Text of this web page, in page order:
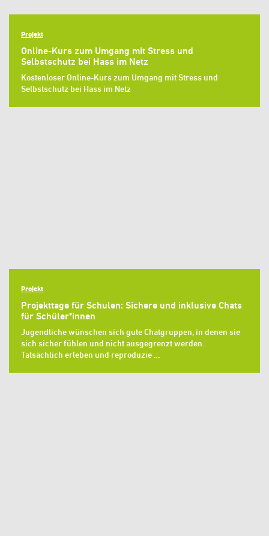
Projekt
Online-Kurs zum Umgang mit Stress und
Selbstschutz bei Hass im Netz
Kostenloser Online-Kurs zum Umgang mit Stress und
Selbstschutz bei Hass im Netz
Projekt
Projekttage für Schulen: Sichere und inklusive Chats
für Schüler*innen
Jugendliche wünschen sich gute Chatgruppen, in denen sie
sich sicher fühlen und nicht ausgegrenzt werden.
Tatsächlich erleben und reproduzie …